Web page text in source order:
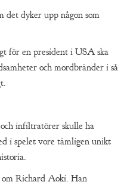
dyker upp någon som
för en president i USA ska
och mordbränder i så
infiltratörer skulle ha
i spelet vore tämligen unikt
om Richard Aoki. Han